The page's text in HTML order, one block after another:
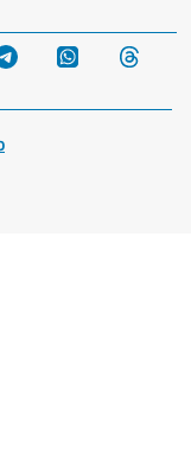
Telegram WhatsApp